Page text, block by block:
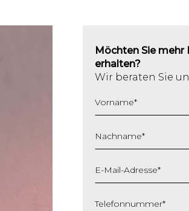
Möchten Sie
erhalten?
Wir beraten Sie
Vorname*
Nachname*
E-Mail-Adresse*
Telefonnummer*